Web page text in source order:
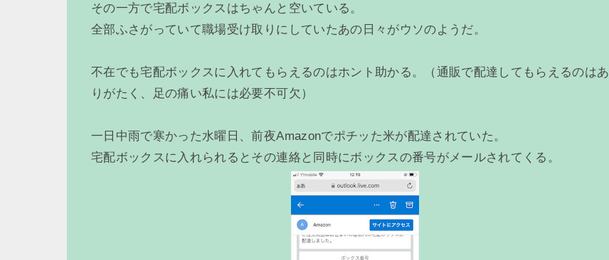
その一方で宅配ボックスはちゃんと空いている。
全部ふさがっていて職場受け取りにしていたあの日々がウソのようだ。
不在でも宅配ボックスに入れてもらえるのはホント助かる。（通販で配達してもらえるのはあ
りがたく、足の痛い私には必要不可欠）
一日中雨で寒かった水曜日、前夜Amazonでポチッた米が配達されていた。
宅配ボックスに入れられるとその連絡と同時にボックスの番号がメールされてくる。